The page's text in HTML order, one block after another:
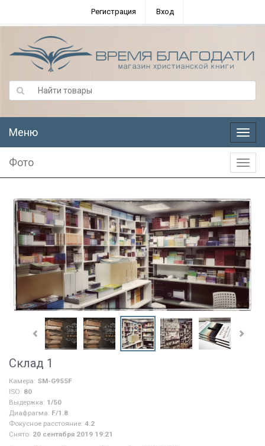
Регистрация Вход
Меню
Меню
Фото
Фото
Склад 1
Камера: SM-G955F
ISO: 80
Выдержка: 1/50
Диафрагма: F/1.8
Фокусное расстояние: 4.2
Снято: 20 сентября 2019 19:21